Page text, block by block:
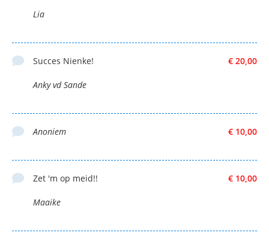
Lia
€ 20,00
Succes Nienke!
Anky vd Sande
€ 10,00
Anoniem
€ 10,00
Zet 'm op meid!!
Maaike